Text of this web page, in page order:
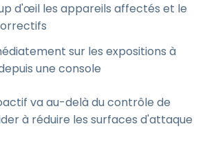
d'œil les appareils affectés et le
sur les expositions à
une console
va au-delà du contrôle de
à réduire les surfaces d'attaque